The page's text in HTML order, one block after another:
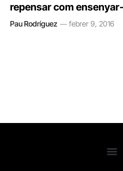
repensar com
Pau Rodríguez febrer 9, 2016